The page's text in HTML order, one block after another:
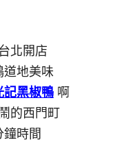
北開店
道地美味
記黑椒鴨 啊
的西門町
鐘時間